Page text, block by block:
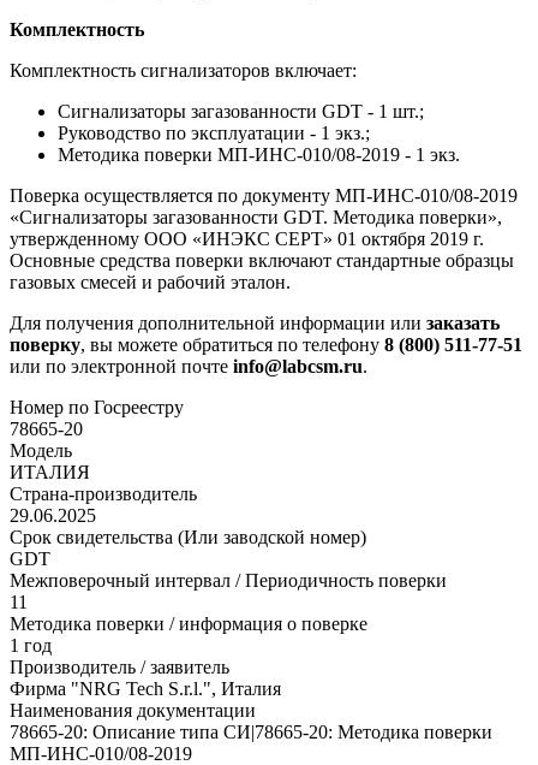
Комплектность
Комплектность сигнализаторов включает:
Сигнализаторы загазованности GDT - 1 шт.;
Руководство по эксплуатации - 1 экз.;
Методика поверки МП-ИНС-010/08-2019 - 1 экз.
Поверка осуществляется по документу МП-ИНС-010/08-2019
«Сигнализаторы загазованности GDT. Методика поверки»,
утвержденному ООО «ИНЭКС СЕРТ» 01 октября 2019 г.
Основные средства поверки включают стандартные образцы
газовых смесей и рабочий эталон.
Для получения дополнительной информации или заказать
поверку, вы можете обратиться по телефону 8 (800) 511-77-51
или по электронной почте info@labcsm.ru.
Номер по Госреестру
78665-20
Модель
ИТАЛИЯ
Страна-производитель
29.06.2025
Срок свидетельства (Или заводской номер)
GDT
Межповерочный интервал / Периодичность поверки
11
Методика поверки / информация о поверке
1 год
Производитель / заявитель
Фирма "NRG Tech S.r.l.", Италия
Наименования документации
78665-20: Описание типа СИ|78665-20: Методика поверки
МП-ИНС-010/08-2019